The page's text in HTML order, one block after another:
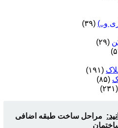
و..) (۳۹)
(۲۹)
(۱۹۱)
(۸۵)
(۲۳۱)
مراحل ساخت طبقه اضافی